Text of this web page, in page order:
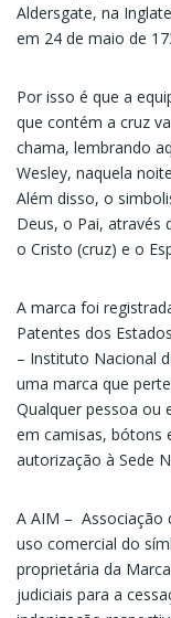
Aldersgate, na
em 24 de maio de
Por isso é que a
que contém a cruz
chama, lembrando
Wesley, naquela
Além disso, o
Deus, o Pai, através
o Cristo (cruz) e o
A marca foi
Patentes dos
– Instituto Nacional
uma marca que
Qualquer pessoa ou
em camisas, bótons
autorização à Sede
A AIM – Associação
uso comercial do
proprietária da
judiciais para a